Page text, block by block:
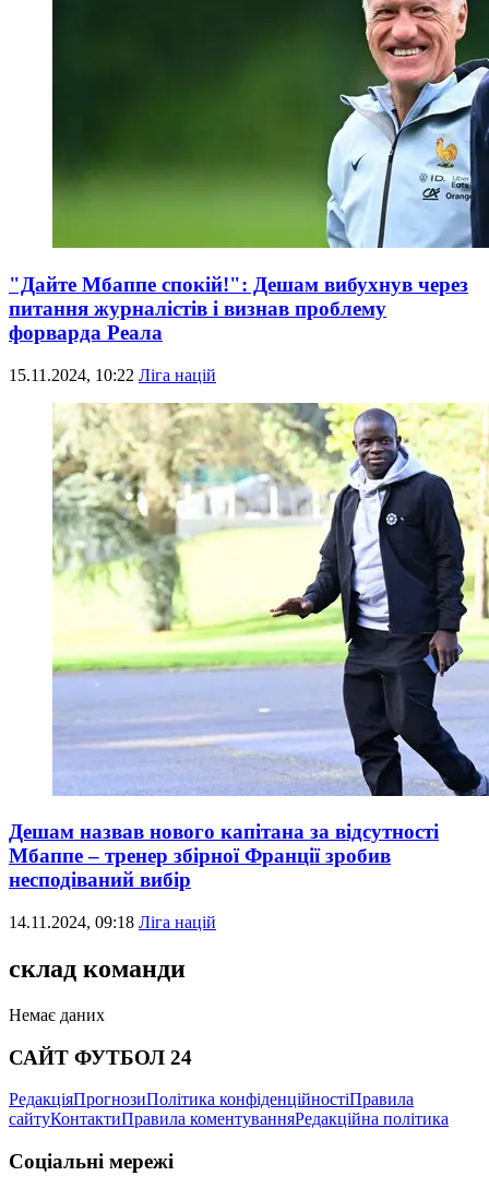
"Дайте Мбаппе спокій!": Дешам вибухнув через
питання журналістів і визнав проблему
форварда Реала
15.11.2024, 10:22 Ліга націй
Дешам назвав нового капітана за відсутності
Мбаппе – тренер збірної Франції зробив
несподіваний вибір
14.11.2024, 09:18 Ліга націй
склад команди
Немає даних
САЙТ ФУТБОЛ 24
РедакціяПрогнозиПолітика конфіденційностіПравила
сайтуКонтактиПравила коментуванняРедакційна політика
Соціальні мережі